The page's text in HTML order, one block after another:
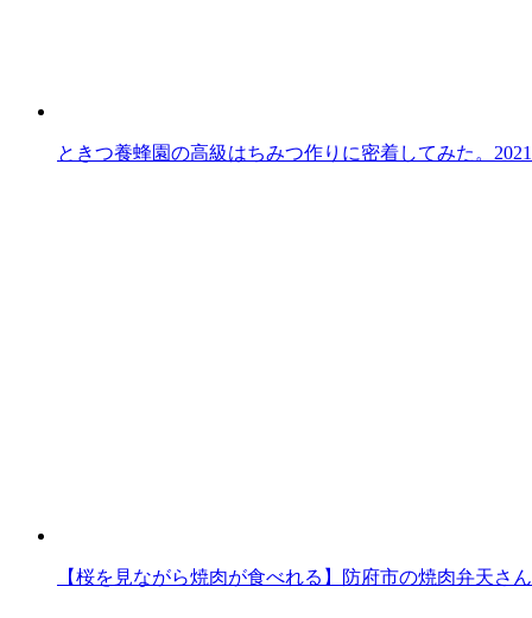
ときつ養蜂園の高級はちみつ作りに密着してみた。
【桜を見ながら焼肉が食べれる】防府市の焼肉弁天さ